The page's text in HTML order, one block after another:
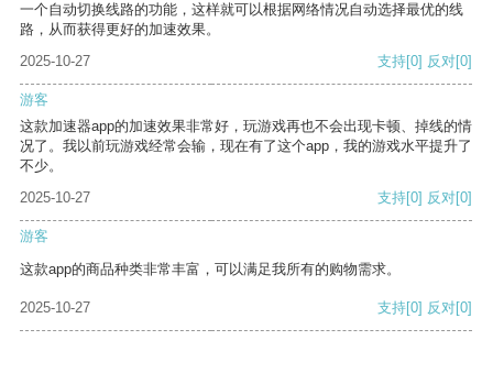
一个自动切换线路的功能，这样就可以根据网络情况自动选择最优的线
路，从而获得更好的加速效果。
2025-10-27
支持[0] 反对[0]
游客
这款加速器app的加速效果非常好，玩游戏再也不会出现卡顿、掉线的情
况了。我以前玩游戏经常会输，现在有了这个app，我的游戏水平提升了
不少。
2025-10-27
支持[0] 反对[0]
游客
这款app的商品种类非常丰富，可以满足我所有的购物需求。
2025-10-27 支持[0] 反对[0]